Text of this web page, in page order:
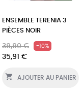
ENSEMBLE TERENIA 3
PIÈCES NOIR
39,90 € -10%
35,91 €
 AJOUTER AU PANIER